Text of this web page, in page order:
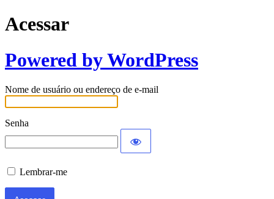
Acessar
Powered by WordPress
Nome de usuário ou endereço de e-mail
Senha
Lembrar-me